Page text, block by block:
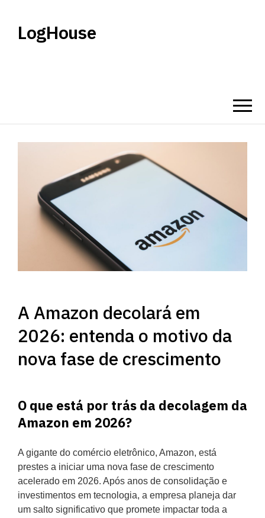
LogHouse
A Amazon decolará em
2026: entenda o motivo da
nova fase de crescimento
O que está por trás da decolagem da
Amazon em 2026?
A gigante do comércio eletrônico, Amazon, está
prestes a iniciar uma nova fase de crescimento
acelerado em 2026. Após anos de consolidação e
investimentos em tecnologia, a empresa planeja dar
um salto significativo que promete impactar toda a